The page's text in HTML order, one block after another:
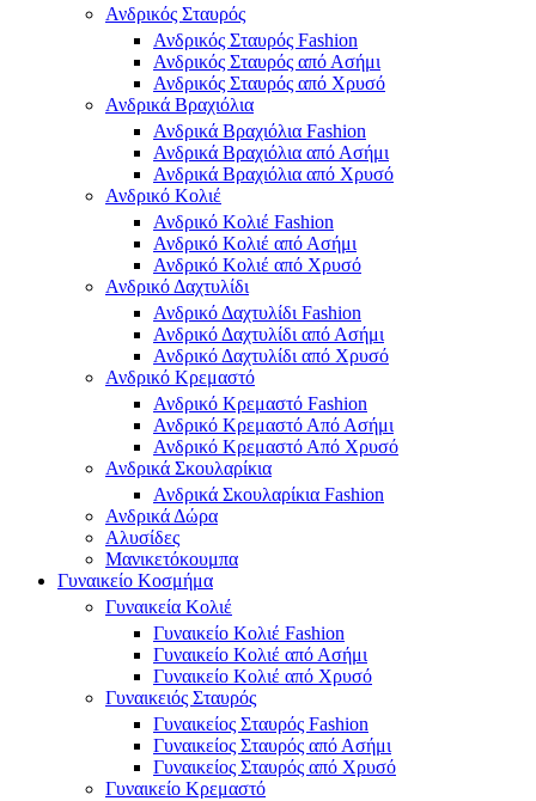
Ανδρικός Σταυρός
Ανδρικός Σταυρός Fashion
Ανδρικός Σταυρός από Ασήμι
Ανδρικός Σταυρός από Χρυσό
Ανδρικά Βραχιόλια
Ανδρικά Βραχιόλια Fashion
Ανδρικά Βραχιόλια από Ασήμι
Ανδρικά Βραχιόλια από Χρυσό
Ανδρικό Κολιέ
Ανδρικό Κολιέ Fashion
Ανδρικό Κολιέ από Ασήμι
Ανδρικό Κολιέ από Χρυσό
Ανδρικό Δαχτυλίδι
Ανδρικό Δαχτυλίδι Fashion
Ανδρικό Δαχτυλίδι από Ασήμι
Ανδρικό Δαχτυλίδι από Χρυσό
Ανδρικό Κρεμαστό
Ανδρικό Κρεμαστό Fashion
Ανδρικό Κρεμαστό Από Ασήμι
Ανδρικό Κρεμαστό Από Χρυσό
Ανδρικά Σκουλαρίκια
Ανδρικά Σκουλαρίκια Fashion
Ανδρικά Δώρα
Αλυσίδες
Μανικετόκουμπα
Γυναικείο Κοσμήμα
Γυναικεία Κολιέ
Γυναικείο Κολιέ Fashion
Γυναικείο Κολιέ από Ασήμι
Γυναικείο Κολιέ από Χρυσό
Γυναικειός Σταυρός
Γυναικείος Σταυρός Fashion
Γυναικείος Σταυρός από Ασήμι
Γυναικείος Σταυρός από Χρυσό
Γυναικείο Κρεμαστό